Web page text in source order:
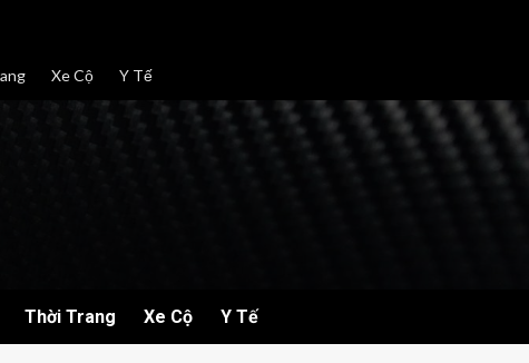
Xe Cộ Y Tế
Thời Trang Xe Cộ Y Tế